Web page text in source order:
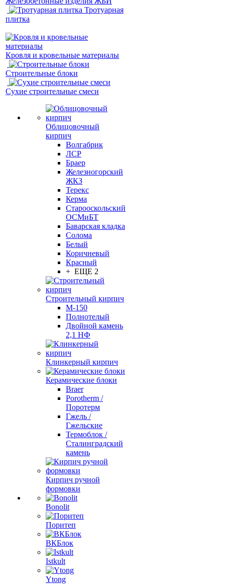
Тротуарная
плитка
Кровля и кровельные материалы
Строительные блоки
Сухие строительные смеси
Облицовочный
кирпич
Волгабрик
ЛСР
Браер
Железногорский
ЖКЗ
Терекс
Керма
Старооскольский
ОСМиБТ
Баварская кладка
Солома
Белый
Коричневый
Красный
+ ЕЩЕ 2
Строительный кирпич
М-150
Полнотелый
Двойной камень
2,1 НФ
Клинкерный кирпич
Керамические блоки
Braer
Porotherm /
Поротерм
Гжель /
Гжельские
Термоблок /
Сталинградский
камень
Кирпич ручной
формовки
Bonolit
Поритеп
ВКБлок
Istkult
Ytong